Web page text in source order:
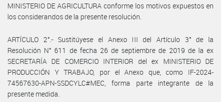
MINISTERIO DE AGRICULTURA conforme los motivos expuestos en
los considerandos de la presente resolución.
ARTÍCULO 2°.- Sustitúyese el Anexo III del Artículo 3° de la
Resolución N° 611 de fecha 26 de septiembre de 2019 de la ex
SECRETARÍA DE COMERCIO INTERIOR del ex MINISTERIO DE
PRODUCCIÓN Y TRABAJO, por el Anexo que, como IF-2024-
74567630-APN-SSDCYLC#MEC, forma parte integrante de la
presente medida.